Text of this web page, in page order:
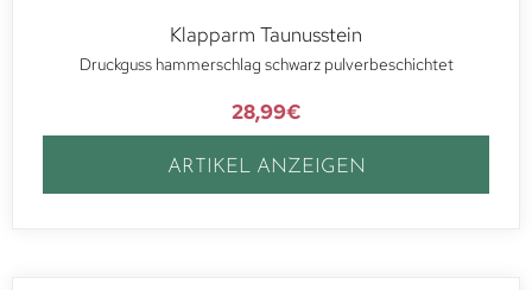
Klapparm Taunusstein
Druckguss hammerschlag schwarz pulverbeschichtet
28,99€
ARTIKEL ANZEIGEN